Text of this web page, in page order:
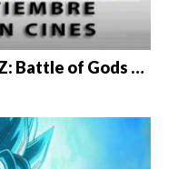
¡Confirmado! Dragon Ball Z: Battle of Gods en cines peruanos en setiembre